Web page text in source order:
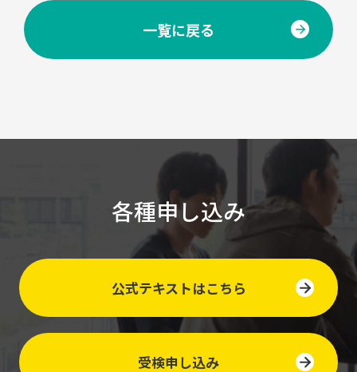
一覧に戻る
各種申し込み
公式テキストはこちら
受検申し込み